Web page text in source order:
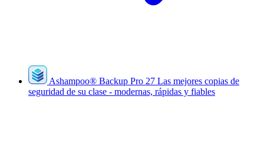
Ashampoo® Backup Pro 27 Las mejores copias de
seguridad de su clase - modernas, rápidas y fiables